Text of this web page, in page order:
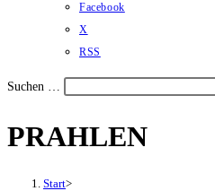
Facebook
X
RSS
Suchen …
den
PRAHLEN
Start>